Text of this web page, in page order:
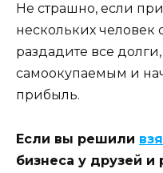
Не страшно, если
нескольких человек
раздадите все
самоокупаемым и
прибыль.
Если вы решили
бизнеса у друзей и